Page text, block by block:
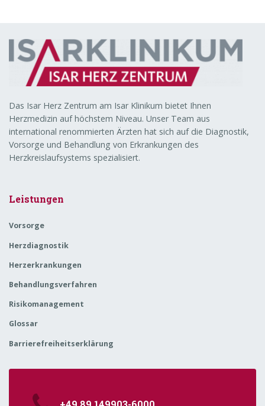
Das Isar Herz Zentrum am Isar Klinikum bietet Ihnen
Herzmedizin auf höchstem Niveau. Unser Team aus
international renommierten Ärzten hat sich auf die Diagnostik,
Vorsorge und Behandlung von Erkrankungen des
Herzkreislaufsystems spezialisiert.
Leistungen
Vorsorge
Herzdiagnostik
Herzerkrankungen
Behandlungsverfahren
Risikomanagement
Glossar
Barrierefreiheitserklärung